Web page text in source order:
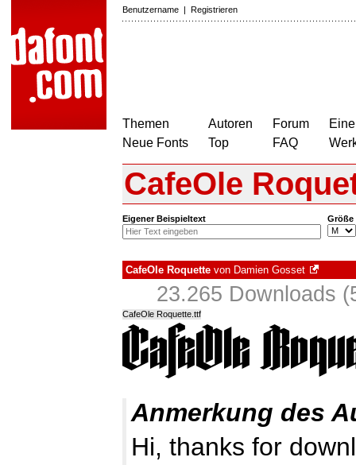
Benutzername | Registrieren
Themen
Neue Fonts
Autoren
Top
Forum
FAQ
CafeOle
Eigener Beispieltext Größe
CafeOle Roquette von Damien Gosset
23.265 Downloads
CafeOle Roquette.ttf
Anmerkung des
Hi, thanks for